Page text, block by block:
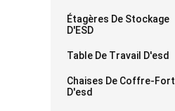
Étagères De Stockage
D'ESD
Table De Travail D'esd
Chaises De Coffre-Fort
D'esd